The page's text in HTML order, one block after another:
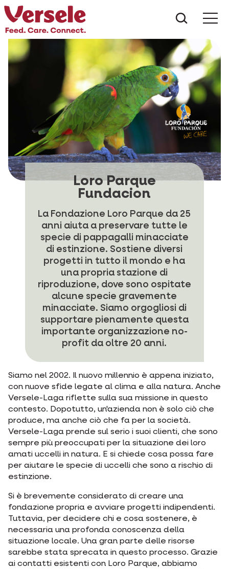
Loro Parque
Fundacion
La Fondazione Loro Parque da 25
anni aiuta a preservare tutte le
specie di pappagalli minacciate
di estinzione. Sostiene diversi
progetti in tutto il mondo e ha
una propria stazione di
riproduzione, dove sono ospitate
alcune specie gravemente
minacciate. Siamo orgogliosi di
supportare pienamente questa
importante organizzazione no-
profit da oltre 20 anni.
Siamo nel 2002. Il nuovo millennio è appena iniziato,
con nuove sfide legate al clima e alla natura. Anche
Versele-Laga riflette sulla sua missione in questo
contesto. Dopotutto, un'azienda non è solo ciò che
produce, ma anche ciò che fa per la società.
Versele-Laga prende sul serio i suoi clienti, che sono
sempre più preoccupati per la situazione dei loro
amati uccelli in natura. E si chiede cosa possa fare
per aiutare le specie di uccelli che sono a rischio di
estinzione.
Si è brevemente considerato di creare una
fondazione propria e avviare progetti indipendenti.
Tuttavia, per decidere chi e cosa sostenere, è
necessaria una profonda conoscenza della
situazione locale. Una gran parte delle risorse
sarebbe stata sprecata in questo processo. Grazie
ai contatti esistenti con Loro Parque, abbiamo